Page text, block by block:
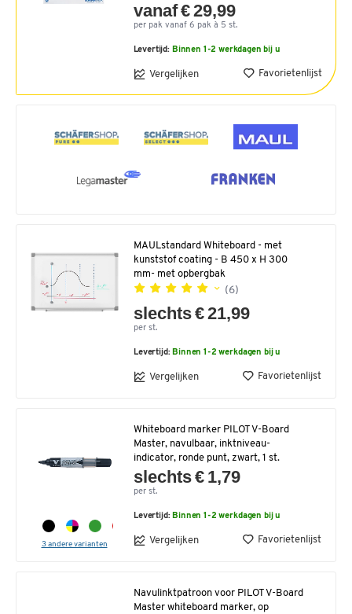
vanaf € 29,99
per pak vanaf 6 pak à 5 st.
Levertijd: Binnen 1-2 werkdagen bij u
Vergelijken Favorietenlijst
MAULstandard Whiteboard - met
kunststof coating - B 450 x H 300
mm- met opbergbak
(6)
slechts € 21,99
per st.
Levertijd:Binnen 1-2 werkdagen bij u
Vergelijken Favorietenlijst
3 andere varianten
Whiteboard marker PILOT V-Board
Master, navulbaar, inktniveau-
indicator, ronde punt, zwart, 1 st.
slechts € 1,79
per st.
Levertijd:Binnen 1-2 werkdagen bij u
Vergelijken Favorietenlijst
Navulinktpatroon voor PILOT V-Board
Master whiteboard marker, op